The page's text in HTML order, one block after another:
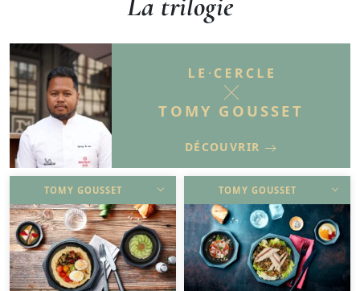
TOMY GOUSSET
DÉCOUVRIR
TOMY GOUSSET
DÉCOUVRIR
TOMY GOUSSET
DÉCOUVRIR